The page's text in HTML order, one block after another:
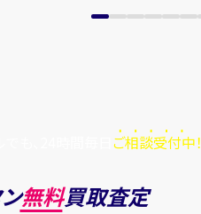
ご相談受付中！
ン無料買取査定